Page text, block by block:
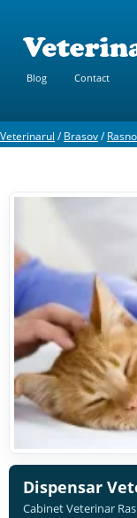
Blog Contact
Veterinarul /Brasov/
Dispensar
Cabinet Veterinar